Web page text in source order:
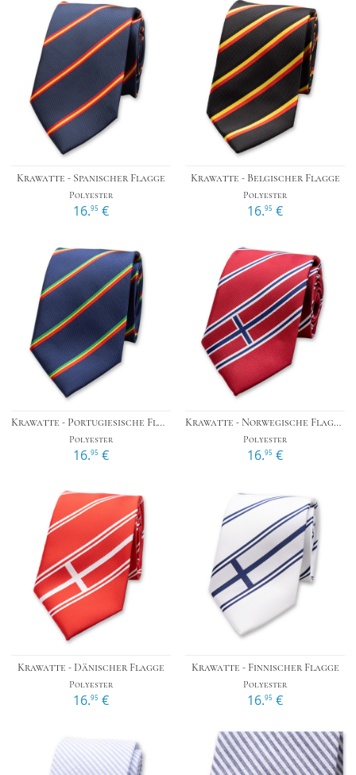
Krawatte - Spanischer Flagge
Polyester
16.95 €
Krawatte - Belgischer Flagge
Polyester
16.95 €
Krawatte - Portugiesische Flagge
Polyester
16.95 €
Krawatte - Norwegische Flagge
Polyester
16.95 €
Krawatte - Dänischer Flagge
Polyester
16.95 €
Krawatte - Finnischer Flagge
Polyester
16.95 €